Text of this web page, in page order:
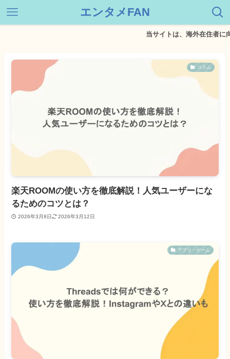
エンタメFAN
当サイトは、海外在住者に向け
コラム
楽天ROOMの使い方を徹底解説！人気ユーザーにな
るためのコツとは？
2026年3月8日 2026年3月12日
アプリ・ゲーム